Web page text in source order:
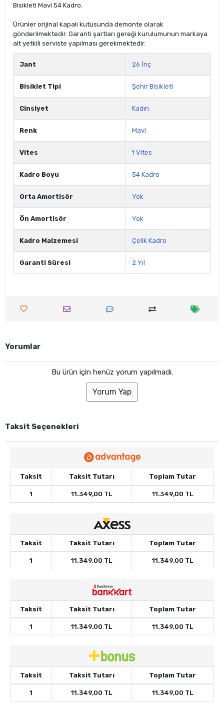
Bisikleti Mavi 54 Kadro.
Ürünler orijinal kapalı kutusunda demonte olarak
gönderilmektedir. Garanti şartları gereği kurulumunun markaya
ait yetkili serviste yapılması gerekmektedir.
Jant 26 İnç
Bisiklet Tipi Şehir Bisikleti
Cinsiyet Kadın
Renk Mavi
Vites 1 Vites
Kadro Boyu 54 Kadro
Orta Amortisör Yok
Ön Amortisör Yok
Kadro Malzemesi Çelik Kadro
Garanti Süresi 2 Yıl
Yorumlar
Bu ürün için henüz yorum yapılmadı.
Yorum Yap
Taksit Seçenekleri
Taksit Taksit Tutarı Toplam Tutar
1 11.349,00 TL 11.349,00 TL
Taksit Taksit Tutarı Toplam Tutar
1 11.349,00 TL 11.349,00 TL
Taksit Taksit Tutarı Toplam Tutar
1 11.349,00 TL 11.349,00 TL
Taksit Taksit Tutarı Toplam Tutar
1 11.349,00 TL 11.349,00 TL